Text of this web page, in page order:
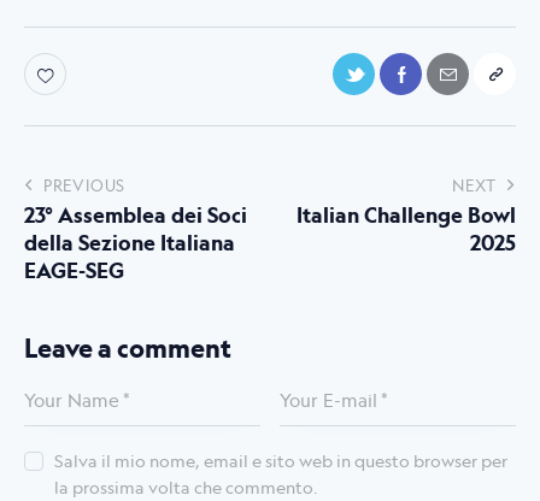
PREVIOUS
23° Assemblea dei Soci
della Sezione Italiana
EAGE-SEG
NEXT
Italian Challenge Bowl
2025
Leave a comment
Salva il mio nome, email e sito web in questo browser per
la prossima volta che commento.